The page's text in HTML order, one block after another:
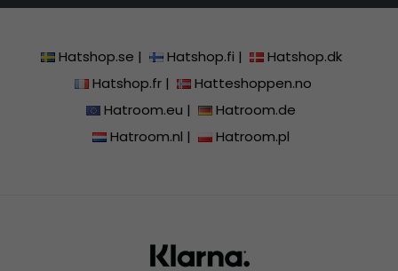
Hatshop.se | Hatshop.fi |
Hatshop.dk
Hatshop.fr|
Hatteshoppen.no
Hatroom.eu |
Hatroom.de
Hatroom.nl | Hatroom.pl